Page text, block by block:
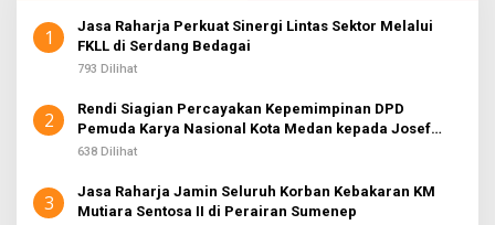
1
Jasa Raharja Perkuat Sinergi Lintas Sektor Melalui
FKLL di Serdang Bedagai
793 Dilihat
2
Rendi Siagian Percayakan Kepemimpinan DPD
Pemuda Karya Nasional Kota Medan kepada Josef
Sembiring
638 Dilihat
3
Jasa Raharja Jamin Seluruh Korban Kebakaran KM
Mutiara Sentosa II di Perairan Sumenep